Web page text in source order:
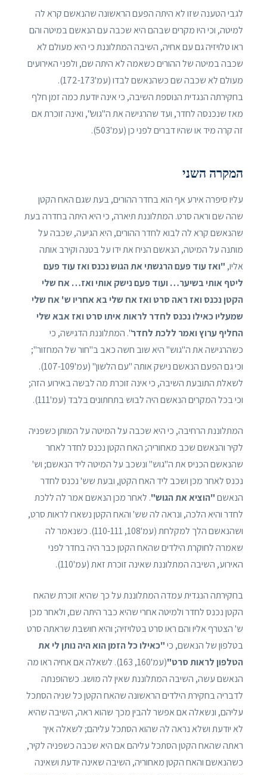
לגבי הטענה שזו לא היתה הפעם הראשונה שהנאשם קרא לה
למיטה, וכי היו מקרים שבהם היא שכבה עם הנאשם במיטה והם
ראו טלויזיה גם עם אחיה, השיבה המתלוננת כי היא מעולם לא
שכבה במיטה של ההורים כשאמה לא היתה שם, ולפני האירועים
מעולם לא שכבה שם כשהנאשם לבדו (עמ'172-173).
בחקירתה הנגדית הנוספת השיבה, כי אינה יודעת כמה זמן חלף
מאז שנכנסה לחדר, ועד שהרגישה את ה"גוש", ואינה זוכרת אם
זה קרה מיד או שהיו דברים לפני כן (עמ'503).
המקרה השני
עליו סיפרה אירע אף הוא בחדר ההורים, בעת שגם האח הקטן
שהה שם וראה סרט. המתלוננת תיארה, כי היא היתה בחדרה בעת
שהנאשם קרא לה לבוא לחדר ההורים, היא הגיעה, שכבה על
מותנה על המיטה, הנאשם הניח את ידו על בטנה וקירב אותה
אליו, "ואז עוד פעם הרגשתי את הגוש נכנס ואז עוד פעם
ליטף אותי בשיער… ועוד פעם נישק אותי ואז… אח שלי
הקטן נכנס ואז ראה סרט ואז אח שלי בא אחריו ש' אח שלי
שמעליו כאילו נכנס לחדר לראות איתו סרט ואז אבא שלי
החליף ערוץ ואמר ללכת לחדר". המתלוננת הדגישה, כי
כשהרגישה את ה"גוש" היא שוב חשה כאב ב"חור של המחזור";
וכי גם הפעם הנאשם נישק אותה "עם הלשון" (עמ'107-109).
לשאלת התובעת השיבה, כי אינה זוכרת מה לבשה באירוע הזה;
וכי בכל המקרים הנאשם היה לבוש בתחתונים בלבד (עמ'111).
המתלוננת הרחיבה, כי היא שכבה על המיטה על המותן כשפניה
לקיר והנאשם שכב מאחוריה; האח הקטן נכנס לחדר לאחר
שהנאשם הכניס את ה"גוש" ונשכב על המיטה ליד הנאשם; וש'
נכנס לאחר מכן ושכב ליד האח הקטן, ובעת שש' נכנס לחדר
הנאשם"הוציא את הגוש". לאחר מכן הנאשם אמר לה ללכת
לחדר והיא הלכה, ונראה לה שש' והאח הקטן נשארו לראות סרט,
ושהנאשם הלך למקלחת (עמ'108, 110-111). כשנאמר לה
שאמרה לחוקרת הילדים שהאח הקטן כבר היה בחדר לפני
האירוע, השיבה המתלוננת שאינה זוכרת זאת (עמ'110).
בחקירתה הנגדית עמדה המתלוננת על כך שהיא זוכרת שהאח
הקטן נכנס לחדר ולמיטה אחרי שהיא כבר היתה שם, ולאחר מכן
ש' הצטרף אליו והם ראו סרט בטלויזיה; והיא חושבת שראתה סרט
בטלפון של הנאשם, כי"כאילו כל הזמן הוא היה נותן לי את
הטלפון לראות סרט"
(עמ'160, 163). לשאלה אם אחיה ראו מה
הנאשם עשה, השיבה המתלוננת שאין לה מושג. כשהופנתה
לדבריה בחקירת הילדים הראשונה שהאח הקטן כל שניה הסתכל
עליהם, ונשאלה אם אפשר להבין מכך שהוא ראה, השיבה שהיא
לא יודעת ושלא נראה לה שהוא הסתכל עליהם; לשאלה איך
ראתה שהאח הקטן הסתכל עליהם אם היא שכבה כשפניה לקיר,
כשהנאשם והאח הקטן מאחוריה, השיבה שאינה יודעת ושאינה